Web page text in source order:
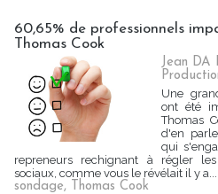
60,65% de professionnels
Thomas Cook
Jean DA
Une
ont été
Thomas
d'en
qui
repreneurs rechignant à régler
sociaux, comme vous le révélait il y a...
sondage, Thomas Cook